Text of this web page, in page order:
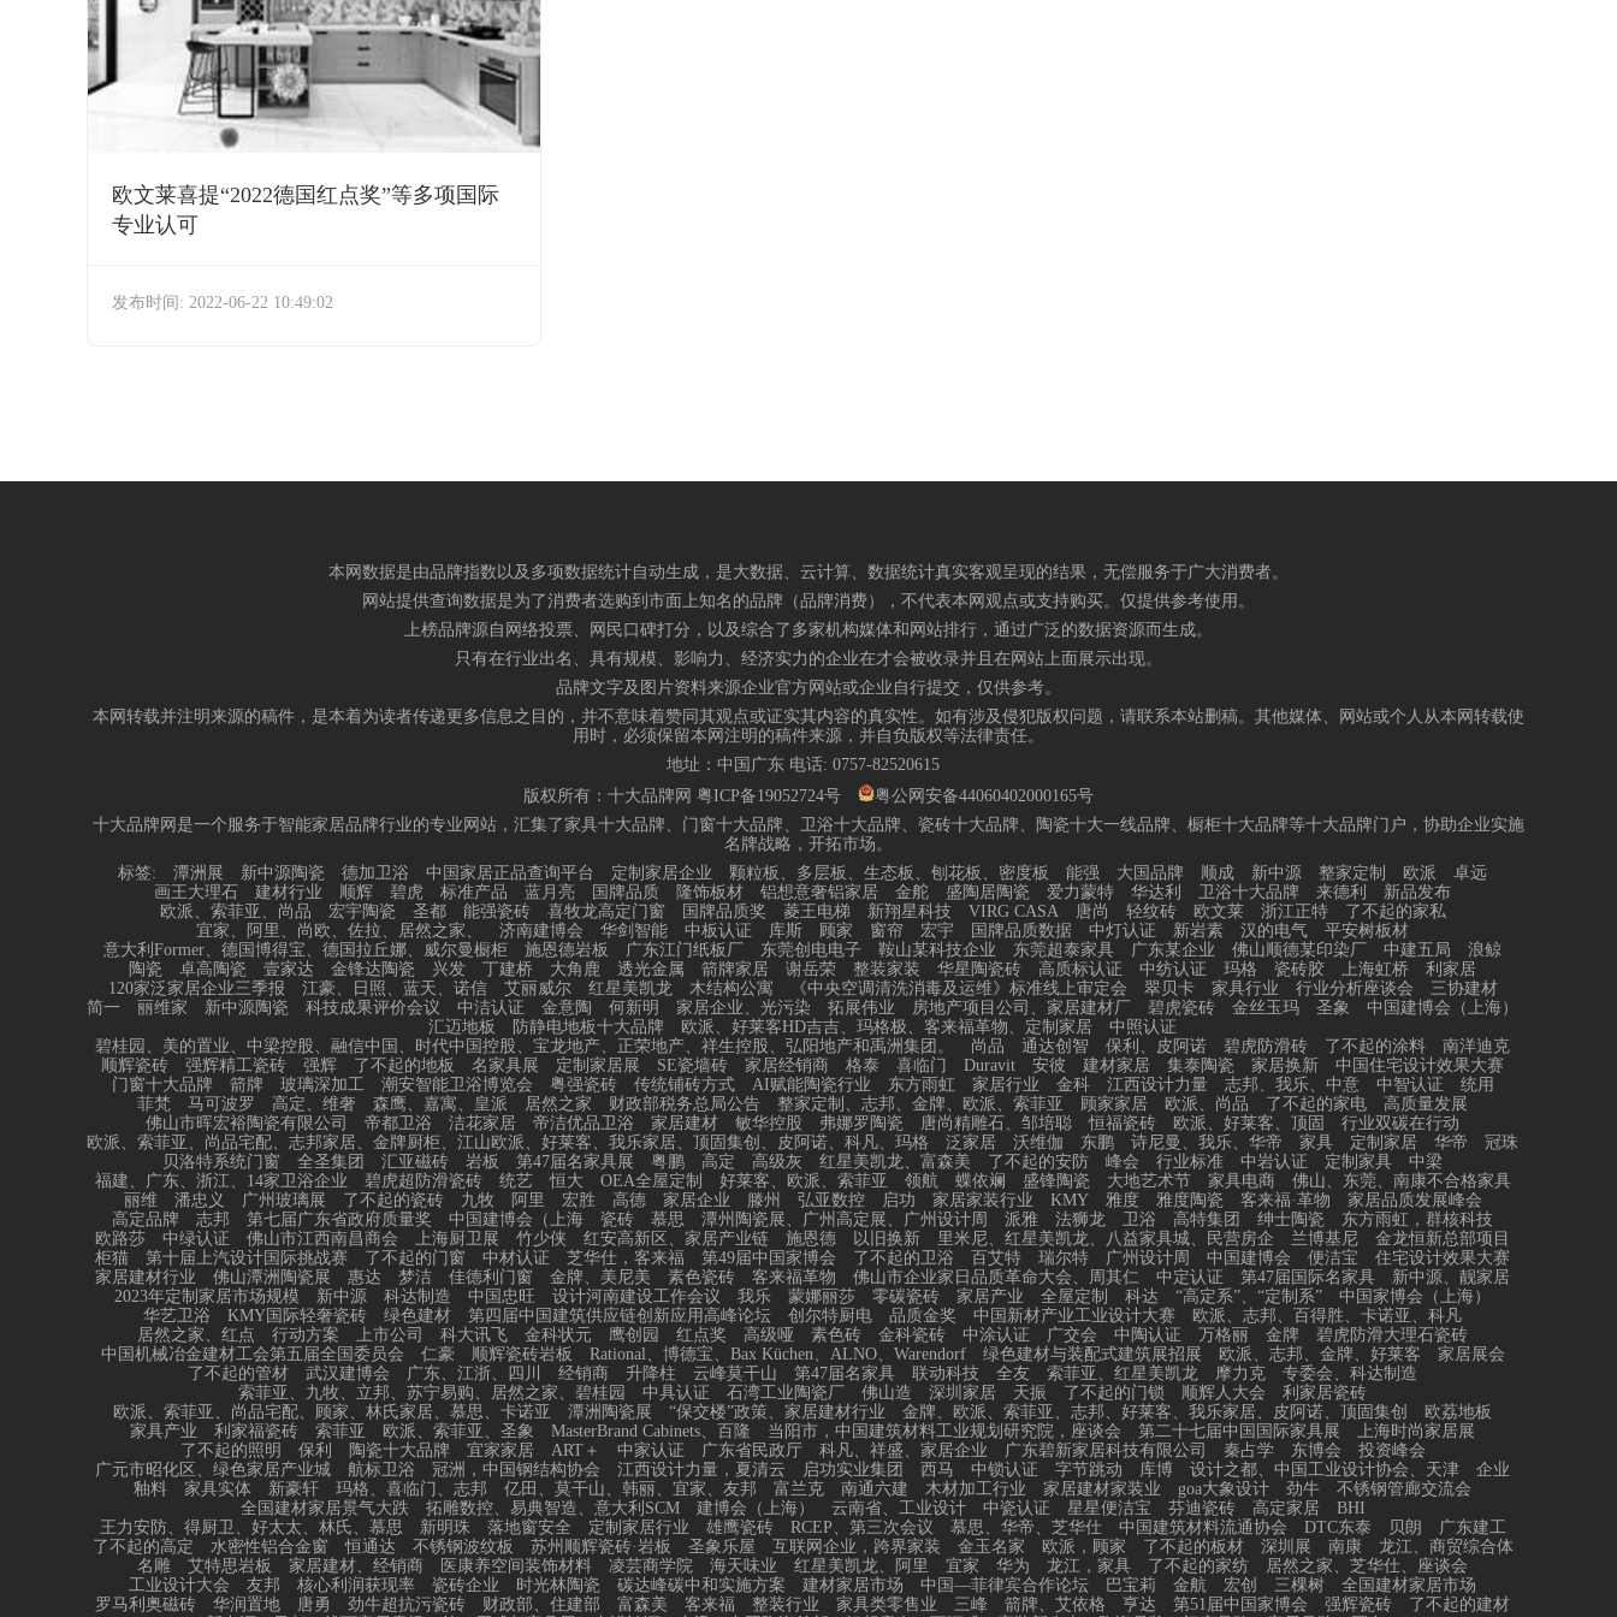
欧文莱喜提“2022德国红点奖”等多项国际
专业认可
发布时间: 2022-06-22 10:49:02
本网数据是由品牌指数以及多项数据统计自动生成，是大数据、云计算、数据统计真实客观呈现的结果，无偿服务于广大消费者。
网站提供查询数据是为了消费者选购到市面上知名的品牌（品牌消费），不代表本网观点或支持购买。仅提供参考使用。
上榜品牌源自网络投票、网民口碑打分，以及综合了多家机构媒体和网站排行，通过广泛的数据资源而生成。
只有在行业出名、具有规模、影响力、经济实力的企业在才会被收录并且在网站上面展示出现。
品牌文字及图片资料来源企业官方网站或企业自行提交，仅供参考。
本网转载并注明来源的稿件，是本着为读者传递更多信息之目的，并不意味着赞同其观点或证实其内容的真实性。如有涉及侵犯版权问题，请联系本站删稿。其他媒体、网站或个人从本网转载使
用时，必须保留本网注明的稿件来源，并自负版权等法律责任。
地址：中国广东 电话: 0757-82520615
版权所有：十大品牌网 粤ICP备19052724号
粤公网安备44060402000165号
十大品牌网是一个服务于智能家居品牌行业的专业网站，汇集了家具十大品牌、门窗十大品牌、卫浴十大品牌、瓷砖十大品牌、陶瓷十大一线品牌、橱柜十大品牌等十大品牌门户，协助企业实施
名牌战略，开拓市场。
标签:
潭洲展 新中源陶瓷 德加卫浴 中国家居正品查询平台 定制家居企业 颗粒板、多层板、生态板、刨花板、密度板 能强 大国品牌 顺成 新中源 整家定制 欧派
卓远
画王大理石
建材行业 顺辉 碧虎 标准产品 蓝月亮 国牌品质 隆饰板材 铝想意奢铝家居 金舵 盛陶居陶瓷 爱力蒙特 华达利 卫浴十大品牌 来德利
新品发布
欧派、索菲亚、尚品
宏宇陶瓷 圣都 能强瓷砖 喜牧龙高定门窗 国牌品质奖 菱王电梯 新翔星科技 VIRG CASA 唐尚 轻纹砖 欧文莱 浙江正特
了不起的家私
宜家、阿里、尚欧、佐拉、居然之家、
济南建博会 华剑智能 中板认证 库斯 顾家 窗帘 宏宇 国牌品质数据 中灯认证 新岩素 汉的电气
平安树板材
意大利Former、德国博得宝、德国拉丘娜、威尔曼橱柜
施恩德岩板 广东江门纸板厂 东莞创电电子 鞍山某科技企业 东莞超泰家具 广东某企业 佛山顺德某印染厂 中建五局
浪鲸
陶瓷
卓高陶瓷 壹家达 金锋达陶瓷 兴发 丁建桥 大角鹿 透光金属 箭牌家居 谢岳荣 整装家装 华星陶瓷砖 高质标认证 中纺认证 玛格 瓷砖胶 上海虹桥
利家居
120家泛家居企业三季报
江豪、日照、蓝天、诺信 艾丽威尔 红星美凯龙 木结构公寓 《中央空调清洗消毒及运维》标准线上审定会 翠贝卡 家具行业 行业分析座谈会
三协建材
简一
丽维家 新中源陶瓷 科技成果评价会议 中洁认证 金意陶 何新明 家居企业、光污染 拓展伟业 房地产项目公司、家居建材厂 碧虎瓷砖 金丝玉玛 圣象
中国建博会（上海）
汇迈地板
防静电地板十大品牌 欧派、好莱客HD吉吉、玛格极、客来福革物、定制家居
中照认证
碧桂园、美的置业、中梁控股、融信中国、时代中国控股、宝龙地产、正荣地产、祥生控股、弘阳地产和禹洲集团。
尚品 通达创智 保利、皮阿诺 碧虎防滑砖 了不起的涂料
南洋迪克
顺辉瓷砖
强辉精工瓷砖 强辉 了不起的地板 名家具展 定制家居展 SE瓷墙砖 家居经销商 格泰 喜临门 Duravit 安彼 建材家居 集泰陶瓷 家居换新
中国住宅设计效果大赛
门窗十大品牌
箭牌 玻璃深加工 潮安智能卫浴博览会 粤强瓷砖 传统铺砖方式 AI赋能陶瓷行业 东方雨虹 家居行业 金科 江西设计力量 志邦、我乐、中意 中智认证
统用
菲梵
马可波罗 高定、维奢 森鹰、嘉寓、皇派 居然之家 财政部税务总局公告 整家定制、志邦、金牌、欧派、索菲亚 顾家家居 欧派、尚品 了不起的家电
高质量发展
佛山市晖宏裕陶瓷有限公司
帝都卫浴 洁花家居 帝洁优品卫浴 家居建材 敏华控股 弗娜罗陶瓷 唐尚精雕石、邹培聪 恒福瓷砖 欧派、好莱客、顶固
行业双碳在行动
欧派、索菲亚、尚品宅配、志邦家居、金牌厨柜、江山欧派、好莱客、我乐家居、顶固集创、皮阿诺、科凡、玛格
泛家居 沃维伽 东鹏 诗尼曼、我乐、华帝 家具 定制家居 华帝
冠珠
贝洛特系统门窗
全圣集团 汇亚磁砖 岩板 第47届名家具展 粤鹏 高定 高级灰 红星美凯龙、富森美 了不起的安防 峰会 行业标准 中岩认证 定制家具
中梁
福建、广东、浙江、14家卫浴企业
碧虎超防滑瓷砖 统艺 恒大 OEA全屋定制 好莱客、欧派、索菲亚 领航 蝶依斓 盛锋陶瓷 大地艺术节 家具电商
佛山、东莞、南康不合格家具
丽维
潘忠义 广州玻璃展 了不起的瓷砖 九牧 阿里 宏胜 高德 家居企业 滕州 弘亚数控 启功 家居家装行业 KMY 雅度 雅度陶瓷 客来福·革物
家居品质发展峰会
高定品牌
志邦 第七届广东省政府质量奖 中国建博会（上海 瓷砖 慕思 潭州陶瓷展、广州高定展、广州设计周 派雅 法狮龙 卫浴 高特集团 绅士陶瓷
东方雨虹，群核科技
欧路莎
中绿认证 佛山市江西南昌商会 上海厨卫展 竹少侠 红安高新区、家居产业链 施恩德 以旧换新 里米尼、红星美凯龙、八益家具城、民营房企 兰博基尼
金龙恒新总部项目
柜猫
第十届上汽设计国际挑战赛 了不起的门窗 中材认证 芝华仕，客来福 第49届中国家博会 了不起的卫浴 百艾特 瑞尔特 广州设计周 中国建博会 便洁宝
住宅设计效果大赛
家居建材行业
佛山潭洲陶瓷展 惠达 梦洁 佳德利门窗 金牌、美尼美 素色瓷砖 客来福革物 佛山市企业家日品质革命大会、周其仁 中定认证 第47届国际名家具
新中源、靓家居
2023年定制家居市场规模
新中源 科达制造 中国忠旺 设计河南建设工作会议 我乐 蒙娜丽莎 零碳瓷砖 家居产业 全屋定制 科达 “高定系”、“定制系”
中国家博会（上海）
华艺卫浴
KMY国际轻奢瓷砖 绿色建材 第四届中国建筑供应链创新应用高峰论坛 创尔特厨电 品质金奖 中国新材产业工业设计大赛
欧派、志邦、百得胜、卡诺亚、科凡
居然之家、红点
行动方案 上市公司 科大讯飞 金科状元 鹰创园 红点奖 高级哑 素色砖 金科瓷砖 中涂认证 广交会 中陶认证 万格丽 金牌
碧虎防滑大理石瓷砖
中国机械冶金建材工会第五届全国委员会
仁豪 顺辉瓷砖岩板 Rational、博德宝、Bax Küchen、ALNO、Warendorf 绿色建材与装配式建筑展招展 欧派、志邦、金牌、好莱客
家居展会
了不起的管材
武汉建博会 广东、江浙、四川 经销商 升降柱 云峰莫干山 第47届名家具 联动科技 全友 索菲亚、红星美凯龙 摩力克
专委会、科达制造
索菲亚、九牧、立邦、苏宁易购、居然之家、碧桂园
中具认证 石湾工业陶瓷厂 佛山造 深圳家居 天振 了不起的门锁 顺辉人大会
利家居瓷砖
欧派、索菲亚、尚品宅配、顾家、林氏家居、慕思、卡诺亚
潭洲陶瓷展 “保交楼”政策、家居建材行业 金牌、欧派、索菲亚、志邦、好莱客、我乐家居、皮阿诺、顶固集创
欧荔地板
家具产业
利家福瓷砖 索菲亚 欧派、索菲亚、圣象 MasterBrand Cabinets、百隆 当阳市，中国建筑材料工业规划研究院，座谈会 第二十七届中国国际家具展
上海时尚家居展
了不起的照明
保利 陶瓷十大品牌 宜家家居 ART＋ 中家认证 广东省民政厅 科凡、祥盛、家居企业 广东碧新家居科技有限公司 秦占学 东博会
投资峰会
广元市昭化区、绿色家居产业城
航标卫浴 冠洲，中国钢结构协会 江西设计力量，夏清云 启功实业集团 西马 中锁认证 字节跳动 库博 设计之都、中国工业设计协会、天津
企业
釉料
家具实体 新豪轩 玛格、喜临门、志邦 亿田、莫干山、韩丽、宜家、友邦 富兰克 南通六建 木材加工行业 家居建材家装业 goa大象设计 劲牛
不锈钢管廊交流会
全国建材家居景气大跌
拓雕数控、易典智造、意大利SCM 建博会（上海） 云南省、工业设计 中瓷认证 星星便洁宝 芬迪瓷砖 高定家居
BHI
王力安防、得厨卫、好太太、林氏、慕思
新明珠 落地窗安全 定制家居行业 雄鹰瓷砖 RCEP、第三次会议 慕思、华帝、芝华仕 中国建筑材料流通协会 DTC东泰 贝朗
广东建工
了不起的高定
水密性铝合金窗 恒通达 不锈钢波纹板 苏州顺辉瓷砖·岩板 圣象乐屋 互联网企业，跨界家装 金玉名家 欧派，顾家 了不起的板材 深圳展 南康
龙江、商贸综合体
名雕
艾特思岩板 家居建材、经销商 医康养空间装饰材料 凌芸商学院 海天味业 红星美凯龙、阿里 宜家 华为 龙江，家具 了不起的家纺
居然之家、芝华仕、座谈会
工业设计大会
友邦 核心利润获现率 瓷砖企业 时光林陶瓷 碳达峰碳中和实施方案 建材家居市场 中国—菲律宾合作论坛 巴宝莉 金航 宏创 三棵树
全国建材家居市场
罗马利奥磁砖
华润置地 唐勇 劲牛超抗污瓷砖 财政部、住建部 富森美 客来福 整装行业 家具类零售业 三峰 箭牌、艾依格 亨达 第51届中国家博会 强辉瓷砖
了不起的建材